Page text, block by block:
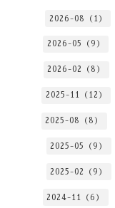
2026-08（1）
2026-05（9）
2026-02（8）
2025-11（12）
2025-08（8）
2025-05（9）
2025-02（9）
2024-11（6）